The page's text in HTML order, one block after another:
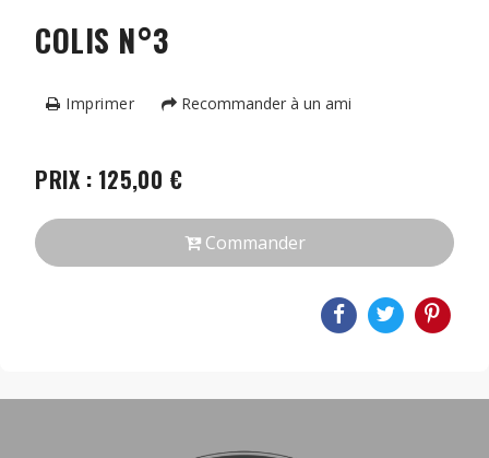
COLIS N°3
Imprimer Recommander à un ami
PRIX : 125,00 €
Commander